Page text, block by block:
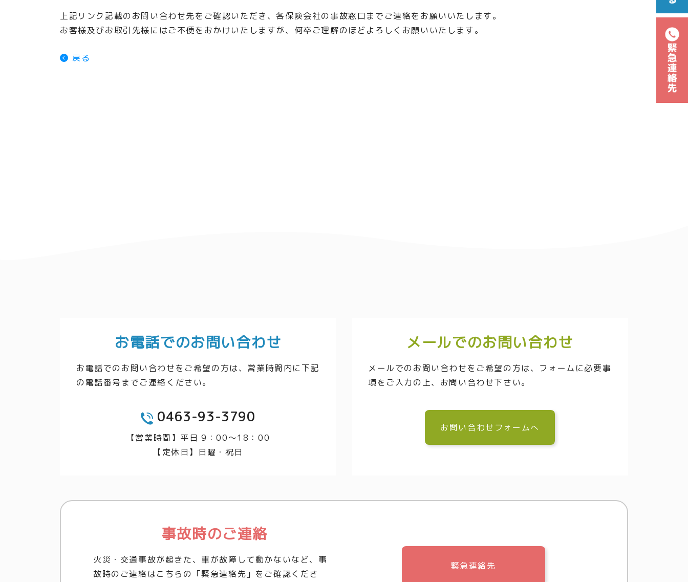
上記リンク記載のお問い合わせ先をご確認いただき、各保険会社の事故窓口までご連絡をお願いいたします。
お客様及びお取引先様にはご不便をおかけいたしますが、何卒ご理解のほどよろしくお願いいたします。
戻る
お電話でのお問い合わせ
お電話でのお問い合わせをご希望の方は、営業時間内に下記
の電話番号までご連絡ください。
TEL
0463-93-3790
【営業時間】平日 9：00～18：00
【定休日】日曜・祝日
メールでのお問い合わせ
メールでのお問い合わせをご希望の方は、フォームに必要事
項をご入力の上、お問い合わせ下さい。
お問い合わせフォームへ
事故時のご連絡
火災・交通事故が起きた、車が故障して動かないなど、事
故時のご連絡はこちらの「緊急連絡先」をご確認くださ
緊急連絡先